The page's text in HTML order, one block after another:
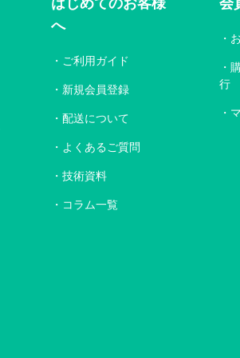
へ
ご利用ガイド
新規会員登録
配送について
よくあるご質問
技術資料
コラム一覧
行